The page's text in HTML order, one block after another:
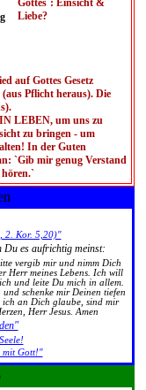
Gottes`: Einsicht &
Liebe?
auf Gottes Gesetz
Pflicht heraus). Die
LEBEN, um uns zu
zu bringen - um
In der Guten
`Gib mir genug Verstand
2. Kor. 5,20)"
Du es aufrichtig meinst:
vergib mir und nimm Dich
Herr meines Lebens. Ich will
und leite Du mich in allem.
schenke mir Deinen tiefen
ich an Dich glaube, sind mir
Herr Jesus. Amen
mit Gott!"